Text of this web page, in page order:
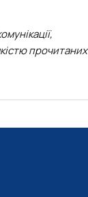
прочитаних